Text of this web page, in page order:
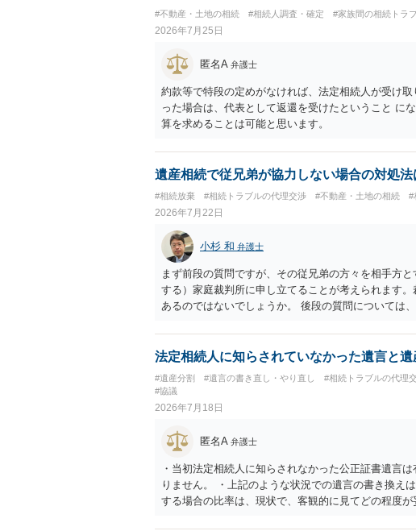
考まで。
#不動産・土地の相続 #相続人調査・確定 #家族間の相続トラ
2026年7月25日
匿名A 弁護士
約款等で特段の定めがなければ、法定相続人が受け
った場合は、代表として返還を受けたということ に
算を求めることは可能と思います。
遺産相続で従兄弟が協力しない場合の対処法
#相続放棄 #相続トラブルの代理交渉 #不動産・土地の相続 #
2026年7月22日
小杉 和 弁護士
まず前段の質問ですが、その従兄弟の方々を相手方
する）家庭裁判所に申し立てることが考えられます
あるのではないでしょうか。 後段の質問については
法定相続人に知らされていなかった遺言と遺
#遺産分割 #遺言の書き直し・やり直し #相続トラブルの代理
#協議
2026年7月18日
匿名A 弁護士
・当初法定相続人に知らされなかった公正証書遺言
りません。 ・上記のような状況での遺言の書き換え
する場合の比率は、現状で、客観的に見てどの程度